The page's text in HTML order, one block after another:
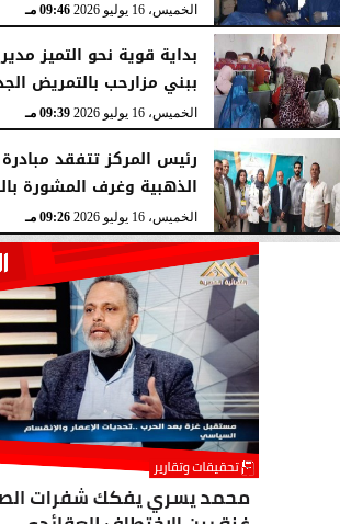
الخميس، 16 يوليو 2026 09:46 مـ
بداية قوية نحو التميز
ببني مزارحب بالتمريض
الخميس، 16 يوليو 2026 09:39 مـ
رئيس المركز تتفقد
الذهبية وغرف المشورة
الخميس، 16 يوليو 2026 09:26 مـ